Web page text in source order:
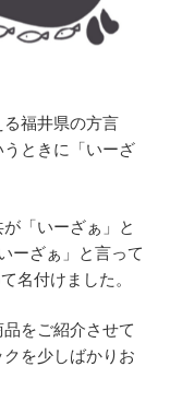
る福井県の方言
ときに「いーざ
「いーざぁ」と
ーざぁ」と言って
名付けました。
をご紹介させて
を少しばかりお